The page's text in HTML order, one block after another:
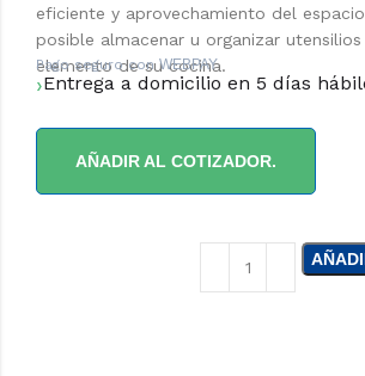
eficiente y aprovechamiento del
posible almacenar u organizar
elemento de su cocina.
Pago seguro con WEBPAY
Entrega a domicilio en 5 días
AÑADIR AL COTIZADOR.